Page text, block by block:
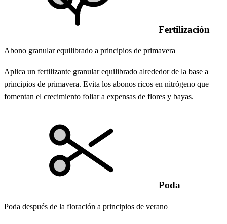
Fertilización
Abono granular equilibrado a principios de primavera
Aplica un fertilizante granular equilibrado alrededor de la base a
principios de primavera. Evita los abonos ricos en nitrógeno que
fomentan el crecimiento foliar a expensas de flores y bayas.
Poda
Poda después de la floración a principios de verano